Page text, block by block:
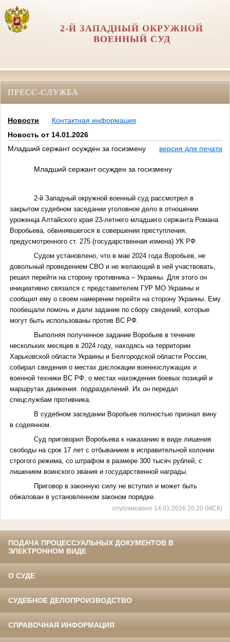
2-Й ЗАПАДНЫЙ ОКРУЖНОЙ
ВОЕННЫЙ СУД
ПРЕСС-СЛУЖБА
Новости
Контактная информация
Новость от 14.01.2026
Младший сержант осужден за госизмену
версия для печати
Младший сержант осужден за госизмену
2-й Западный окружной военный суд рассмотрел в
закрытом судебном заседании уголовное дело в отношении
уроженца Алтайского края 23-летнего младшего сержанта Романа
Воробьева, обвинявшегося в совершении преступления,
предусмотренного ст. 275 (государственная измена) УК РФ.
Судом установлено, что в мае 2024 года Воробьев, не
довольный проведением СВО и не желающий в ней участвовать,
решил перейти на сторону противника – Украины. Для этого он
инициативно связался с представителем ГУР МО Украины и
сообщил ему о своем намерении перейти на сторону Украины. Ему
пообещали помочь и дали задание по сбору сведений, которые
могут быть использованы против ВС РФ.
Выполняя полученное задание Воробьев в течение
нескольких месяцев в 2024 году, находясь на территории
Харьковской области Украины и Белгородской области России,
собирал сведения о местах дислокации военнослужащих и
военной техники ВС РФ, о местах нахождения боевых позиций и
маршрутах движения подразделений. Их он передал
спецслужбам противника.
В судебном заседании Воробьев полностью признал вину
в содеянном.
Суд приговорил Воробьева к наказанию в виде лишения
свободы на срок 17 лет с отбыванием в исправительной колонии
строгого режима, со штрафом в размере 300 тысяч рублей, с
лишением воинского звания и государственной награды.
Приговор в законную силу не вступил и может быть
обжалован в установленном законом порядке.
опубликовано 14.01.2026 20:20 (МСК)
ПОДАЧА ПРОЦЕССУАЛЬНЫХ ДОКУМЕНТОВ В
ЭЛЕКТРОННОМ ВИДЕ
О СУДЕ
СУДЕБНОЕ ДЕЛОПРОИЗВОДСТВО
СПРАВОЧНАЯ ИНФОРМАЦИЯ